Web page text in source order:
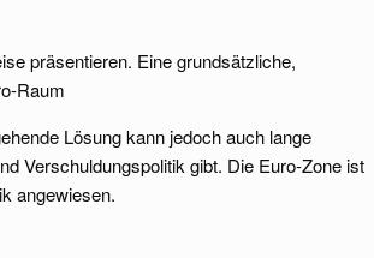
präsentieren. Eine grundsätzliche,
Raum
Lösung kann jedoch auch lange
Verschuldungspolitik gibt. Die Euro-Zone ist
angewiesen.